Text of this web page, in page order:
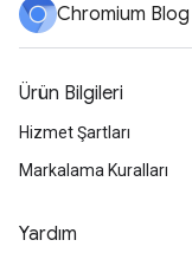
Chromium Blog
Ürün Bilgileri
Hizmet Şartları
Markalama Kuralları
Yardım